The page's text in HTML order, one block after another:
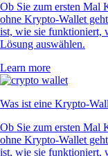
Ob Sie zum ersten Mal
ohne Krypto-Wallet
ist, wie sie funktioniert,
Lösung auswählen.
Learn more
Was ist eine Krypto-
Ob Sie zum ersten Mal
ohne Krypto-Wallet
ist, wie sie funktioniert,